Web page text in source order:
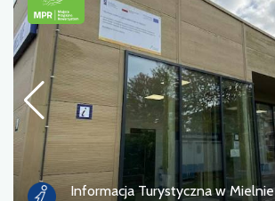
Informacja Turystyczna w Mielnie